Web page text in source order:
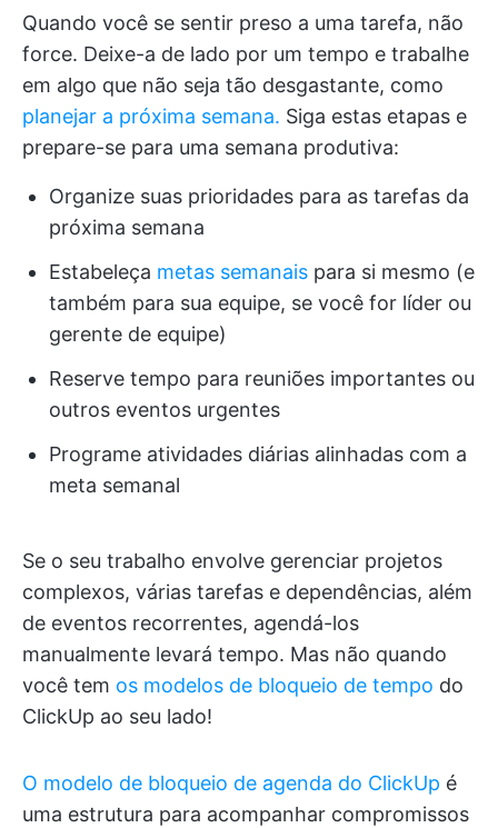
Quando você se sentir preso a uma tarefa, não
force. Deixe-a de lado por um tempo e trabalhe
em algo que não seja tão desgastante, como
planejar a próxima semana. Siga estas etapas e
prepare-se para uma semana produtiva:
Organize suas prioridades para as tarefas da
próxima semana
Estabeleça metas semanais para si mesmo (e
também para sua equipe, se você for líder ou
gerente de equipe)
Reserve tempo para reuniões importantes ou
outros eventos urgentes
Programe atividades diárias alinhadas com a
meta semanal
Se o seu trabalho envolve gerenciar projetos
complexos, várias tarefas e dependências, além
de eventos recorrentes, agendá-los
manualmente levará tempo. Mas não quando
você tem os modelos de bloqueio de tempo do
ClickUp ao seu lado!
O modelo de bloqueio de agenda do ClickUp é
uma estrutura para acompanhar compromissos